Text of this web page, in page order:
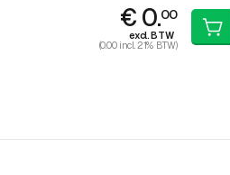
€ 0.00
excl. BTW
(0.00 incl. 21% BTW)